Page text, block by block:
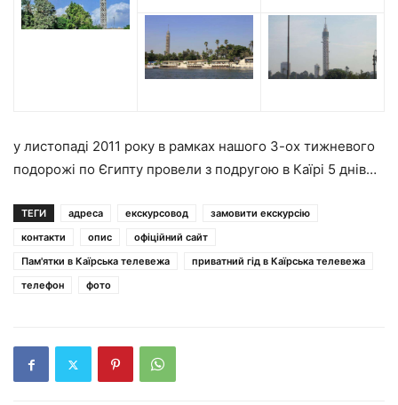
у листопаді 2011 року в рамках нашого 3-ох тижневого
подорожі по Єгипту провели з подругою в Каїрі 5 днів…
ТЕГИ адреса екскурсовод
замовити екскурсію
контакти
опис
офіційний сайт
Пам'ятки в Каїрська телевежа
приватний гід в Каїрська телевежа
телефон
фото